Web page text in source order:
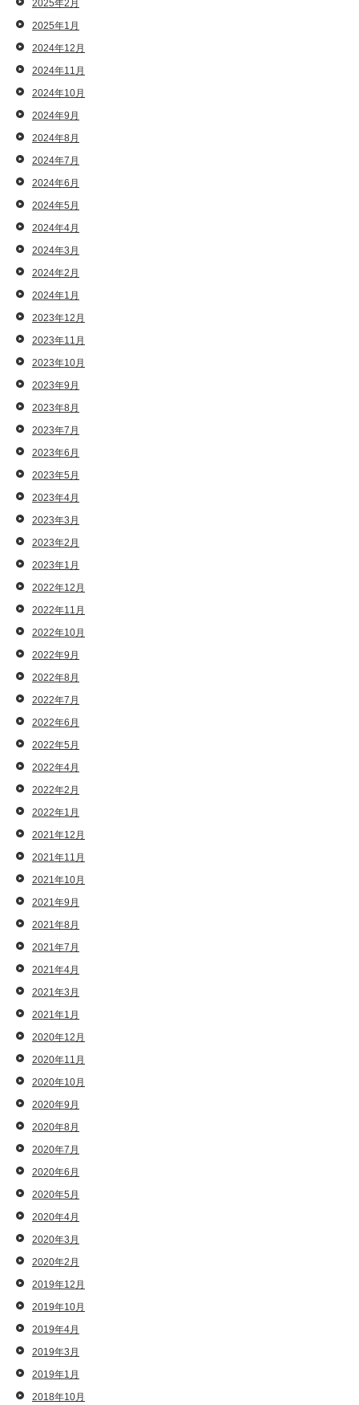
2025年2月
2025年1月
2024年12月
2024年11月
2024年10月
2024年9月
2024年8月
2024年7月
2024年6月
2024年5月
2024年4月
2024年3月
2024年2月
2024年1月
2023年12月
2023年11月
2023年10月
2023年9月
2023年8月
2023年7月
2023年6月
2023年5月
2023年4月
2023年3月
2023年2月
2023年1月
2022年12月
2022年11月
2022年10月
2022年9月
2022年8月
2022年7月
2022年6月
2022年5月
2022年4月
2022年2月
2022年1月
2021年12月
2021年11月
2021年10月
2021年9月
2021年8月
2021年7月
2021年4月
2021年3月
2021年1月
2020年12月
2020年11月
2020年10月
2020年9月
2020年8月
2020年7月
2020年6月
2020年5月
2020年4月
2020年3月
2020年2月
2019年12月
2019年10月
2019年4月
2019年3月
2019年1月
2018年10月